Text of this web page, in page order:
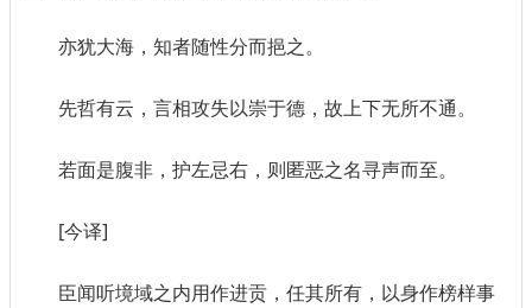
亦犹大海，知者随性分而挹之。
先哲有云，言相攻失以崇于德，故上下无所不通。
若面是腹非，护左忌右，则匿恶之名寻声而至。
[今译]
臣闻听境域之内用作进贡，任其所有，以身作榜样事